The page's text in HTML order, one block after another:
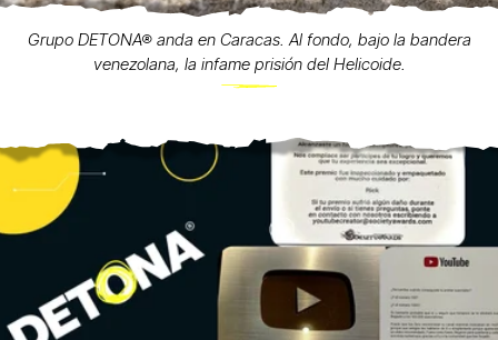
Grupo DETONA® anda en Caracas. Al fondo, bajo la bandera
venezolana, la infame prisión del Helicoide.